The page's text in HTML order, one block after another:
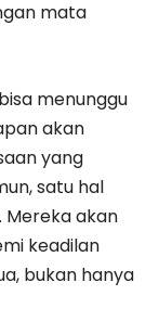
mata
menunggu
akan
yang
satu hal
Mereka akan
keadilan
bukan hanya